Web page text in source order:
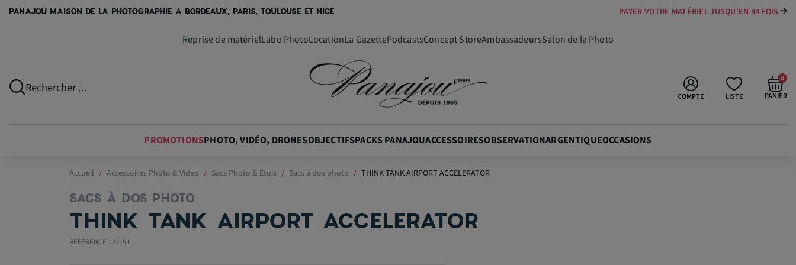
PANAJOU MAISON DE LA PHOTOGRAPHIE A BORDEAUX, PARIS, TOULOUSE ET NICE PAYER VOTRE MATÉRIEL JUSQU'EN 84 FOIS
Reprise de matérielLabo PhotoLocationLa GazettePodcastsConcept StoreAmbassadeursSalon de la Photo
Rechercher ...
LISTE
COMPTE PANIER
0
PROMOTIONSPHOTO, VIDÉO, DRONESOBJECTIFSPACKS PANAJOUACCESSOIRESOBSERVATIONARGENTIQUEOCCASIONS
Accueil Accessoires Photo & Vidéo Sacs Photo & Étuis Sacs à dos photo THINK TANK AIRPORT ACCELERATOR
SACS À DOS PHOTO
THINK TANK AIRPORT ACCELERATOR
RÉFÉRENCE : 22151
319,90 €